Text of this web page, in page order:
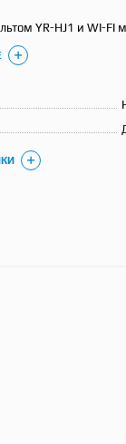
YR-HJ1 и WI-FI